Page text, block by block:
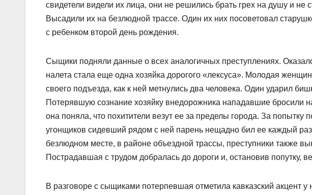
свидетели видели их лица, они не решились брать грех на душу и не
Высадили их на безлюдной трассе. Один их них посоветовал
с ребенком второй день рождения.
Сыщики подняли данные о всех аналогичных преступлениях.
налета стала еще одна хозяйка дорогого «лексуса». Молодая
своего подъезда, как к ней метнулись два человека. Один ударил
Потерявшую сознание хозяйку внедорожника нападавшие бросили
она поняла, что похитители везут ее за пределы города. За попытку
угонщиков сидевший рядом с ней парень нещадно бил ее каждый раз
безлюдном месте, в районе объездной трассы, преступники также
Пострадавшая с трудом добралась до дороги и, остановив попутку,
В разговоре с сыщиками потерпевшая отметила кавказ­ский акцент